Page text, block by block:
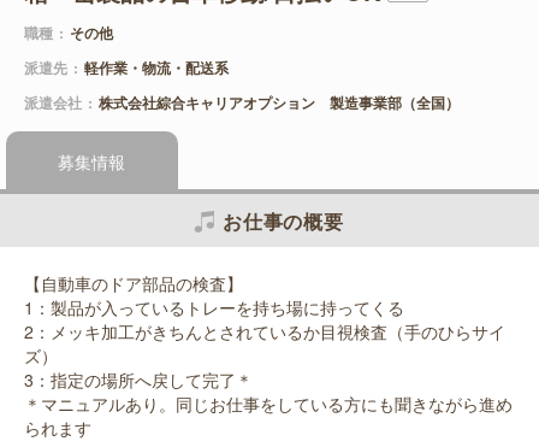
職種
その他
派遣先
軽作業・物流・配送系
派遣会社
株式会社綜合キャリアオプション 製造事業部（全国）
募集情報
お仕事の概要
【自動車のドア部品の検査】
1：製品が入っているトレーを持ち場に持ってくる
2：メッキ加工がきちんとされているか目視検査（手のひらサイ
ズ）
3：指定の場所へ戻して完了＊
＊マニュアルあり。同じお仕事をしている方にも聞きながら進め
られます